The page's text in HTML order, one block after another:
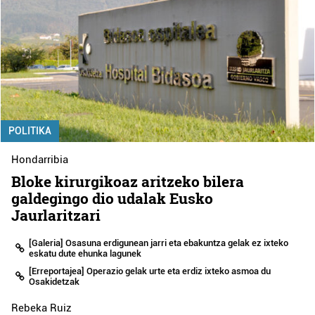
POLITIKA
Hondarribia
Bloke kirurgikoaz aritzeko bilera
galdegingo dio udalak Eusko
Jaurlaritzari
[Galeria] Osasuna erdigunean jarri eta ebakuntza gelak ez ixteko
eskatu dute ehunka lagunek
[Erreportajea] Operazio gelak urte eta erdiz ixteko asmoa du
Osakidetzak
Rebeka Ruiz